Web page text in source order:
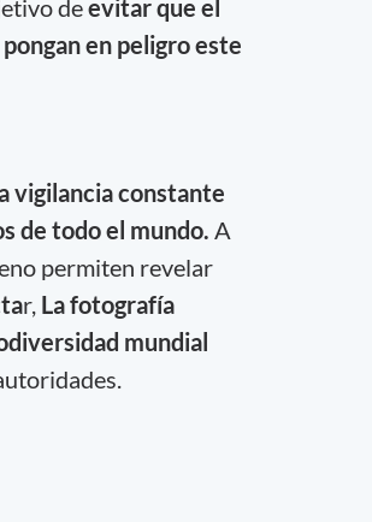
deevitar que el
en peligro este
vigilancia constante
de todo el mundo. A
permiten revelar
r,La fotografía
mundial